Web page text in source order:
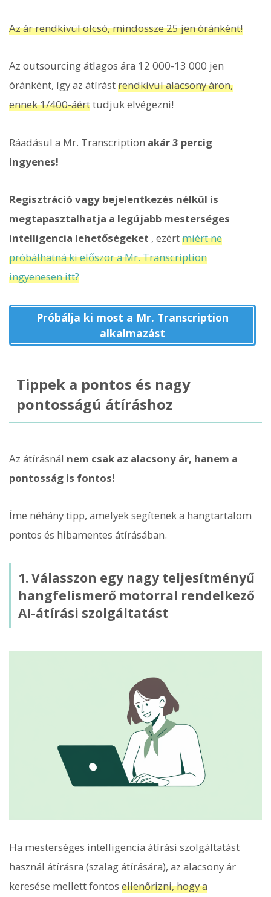
Az ár rendkívül olcsó, mindössze 25 jen óránként!
Az outsourcing átlagos ára 12 000-13 000 jen
óránként, így az átírástrendkívül alacsony áron,
ennek 1/400-áérttudjuk elvégezni!
Ráadásul a Mr. Transcription akár 3 percig
ingyenes!
Regisztráció vagy bejelentkezés nélkül is
megtapasztalhatja a legújabb mesterséges
intelligencia lehetőségeket , ezértmiért ne
próbálhatná ki először a Mr. Transcription
ingyenesen itt?
Próbálja ki most a Mr. Transcription
alkalmazást
Tippek a pontos és nagy
pontosságú átíráshoz
Az átírásnál nem csak az alacsony ár, hanem a
pontosság is fontos!
Íme néhány tipp, amelyek segítenek a hangtartalom
pontos és hibamentes átírásában.
1. Válasszon egy nagy teljesítményű
hangfelismerő motorral rendelkező
AI-átírási szolgáltatást
Ha mesterséges intelligencia átírási szolgáltatást
használ átírásra (szalag átírására), az alacsony ár
keresése mellett fontos ellenőrizni, hogy a